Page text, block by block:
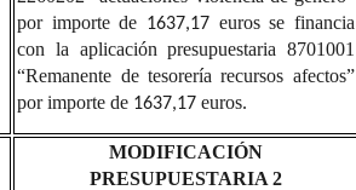
por importe de 1637,17 euros se financia
con la aplicación presupuestaria 8701001
“Remanente de tesorería recursos afectos”
por importe de 1637,17euros.
MODIFICACIÓN
PRESUPUESTARIA 2